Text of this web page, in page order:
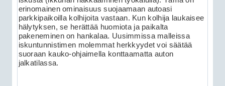
erinomainen ominaisuus suojaamaan autoasi
parkkipaikoilla kolhijoita vastaan. Kun kolhija laukaisee
hälytyksen, se herättää huomiota ja paikalta
pakeneminen on hankalaa. Uusimmissa malleissa
iskuntunnistimen molemmat herkkyydet voi säätää
suoraan kauko-ohjaimella konttaamatta auton
jalkatilassa.